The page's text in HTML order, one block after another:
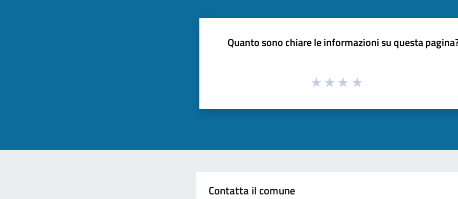
Quanto sono chiare le informazioni su questa
Contatta il comune